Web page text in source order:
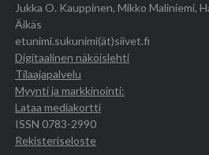
Jukka O. Kauppinen, Mikko Maliniemi,
Äikäs
etunimi.sukunimi(ät)siivet.fi
Digitaalinen näköislehti
Tilaajapalvelu
Myynti ja markkinointi:
Lataa mediakortti
ISSN 0783-2990
Rekisteriseloste